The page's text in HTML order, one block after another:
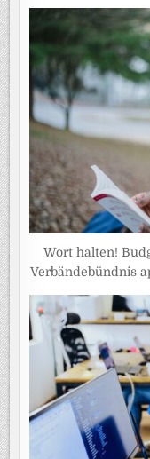
Wort halten!
Verbändebündnis